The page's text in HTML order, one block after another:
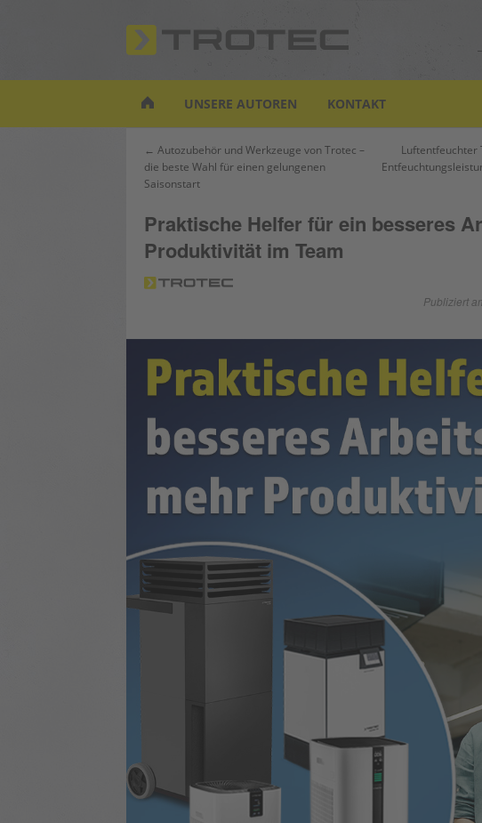
m
UNSERE AUTOREN KONTAKT
Beitrags-
Navigation
← Autozubehör und Werkzeuge von Trotec –
die beste Wahl für einen gelungenen
Saisonstart
Luftentfeuchter
Praktische Helfer für ein besseres
Produktivität im Team
Publiziert